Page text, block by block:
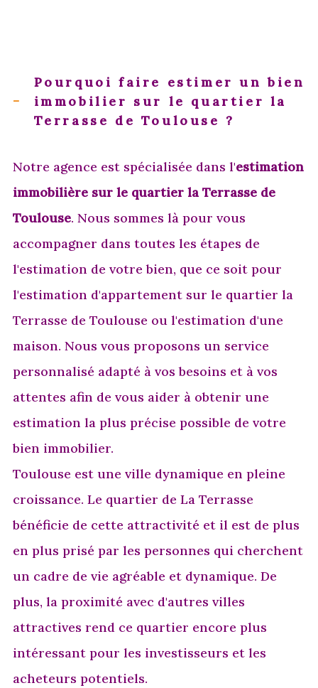
Pourquoi faire estimer un bien
immobilier sur le quartier la
Terrasse de Toulouse ?
Notre agence est spécialisée dans l'estimation
immobilière sur le quartier la Terrasse de
Toulouse. Nous sommes là pour vous
accompagner dans toutes les étapes de
l'estimation de votre bien, que ce soit pour
l'estimation d'appartement sur le quartier la
Terrasse de Toulouse ou l'estimation d'une
maison. Nous vous proposons un service
personnalisé adapté à vos besoins et à vos
attentes afin de vous aider à obtenir une
estimation la plus précise possible de votre
bien immobilier.
Toulouse est une ville dynamique en pleine
croissance. Le quartier de La Terrasse
bénéficie de cette attractivité et il est de plus
en plus prisé par les personnes qui cherchent
un cadre de vie agréable et dynamique. De
plus, la proximité avec d'autres villes
attractives rend ce quartier encore plus
intéressant pour les investisseurs et les
acheteurs potentiels.